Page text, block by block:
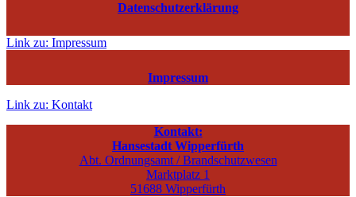
Datenschutzerklärung
Link zu: Impressum
Impressum
Link zu: Kontakt
Kontakt:
Hansestadt Wipperfürth
Abt. Ordnungsamt / Brandschutzwesen
Marktplatz 1
51688 Wipperfürth